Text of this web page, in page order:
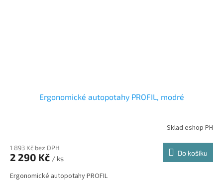
Ergonomické autopotahy PROFIL, modré
Sklad eshop PH
1 893 Kč bez DPH
2 290 Kč / ks
Do košíku
Ergonomické autopotahy PROFIL